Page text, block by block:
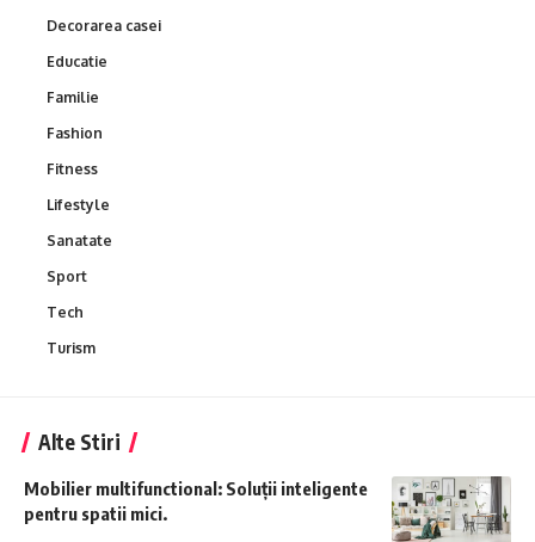
Decorarea casei
Educatie
Familie
Fashion
Fitness
Lifestyle
Sanatate
Sport
Tech
Turism
Alte Stiri
Mobilier multifunctional: Soluții inteligente
pentru spatii mici.